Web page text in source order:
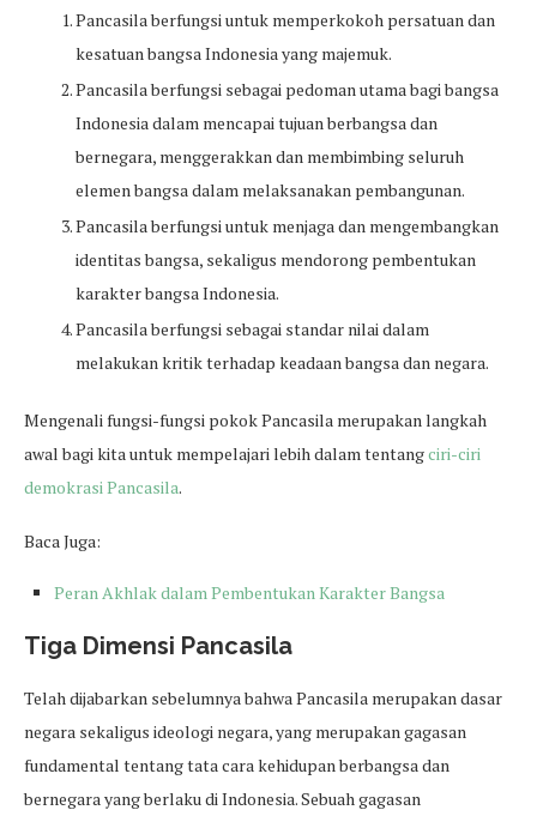
Pancasila berfungsi untuk memperkokoh persatuan dan
kesatuan bangsa Indonesia yang majemuk.
Pancasila berfungsi sebagai pedoman utama bagi bangsa
Indonesia dalam mencapai tujuan berbangsa dan
bernegara, menggerakkan dan membimbing seluruh
elemen bangsa dalam melaksanakan pembangunan.
Pancasila berfungsi untuk menjaga dan mengembangkan
identitas bangsa, sekaligus mendorong pembentukan
karakter bangsa Indonesia.
Pancasila berfungsi sebagai standar nilai dalam
melakukan kritik terhadap keadaan bangsa dan negara.
Mengenali fungsi-fungsi pokok Pancasila merupakan langkah
awal bagi kita untuk mempelajari lebih dalam tentangciri-ciri
demokrasi Pancasila.
Baca Juga:
Peran Akhlak dalam Pembentukan Karakter Bangsa
Tiga Dimensi Pancasila
Telah dijabarkan sebelumnya bahwa Pancasila merupakan dasar
negara sekaligus ideologi negara, yang merupakan gagasan
fundamental tentang tata cara kehidupan berbangsa dan
bernegara yang berlaku di Indonesia. Sebuah gagasan